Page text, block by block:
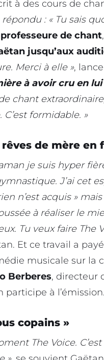
à des cours de
: « Tu sais
de chant
jusqu’aux
Merci à elle »,
à avoir cru en lui
de chant
formidable. »
rêves de mère en
je suis hyper
J’ai cet
n’est acquis »
à réaliser le
Tu veux faire The
Et ce travail a
musicale sur la
Berberes, directeur
participe à l’émission.
copains »
The Voice.